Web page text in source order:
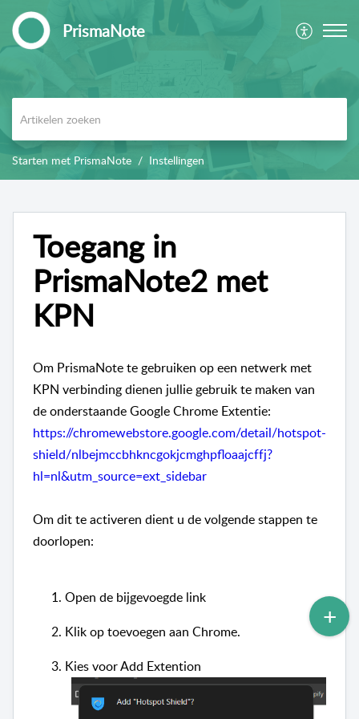
PrismaNote
Starten met PrismaNote Instellingen
Toegang in
PrismaNote2 met
KPN
Om PrismaNote te gebruiken op een netwerk met
KPN verbinding dienen jullie gebruik te maken van
de onderstaande Google Chrome Extentie:
https://chromewebstore.google.com/detail/hotspot-
shield/nlbejmccbhkncgokjcmghpfloaajcffj?
hl=nl&utm_source=ext_sidebar
Om dit te activeren dient u de volgende stappen te
doorlopen:
Open de bijgevoegde link
Klik op toevoegen aan Chrome.
Kies voor Add Extention